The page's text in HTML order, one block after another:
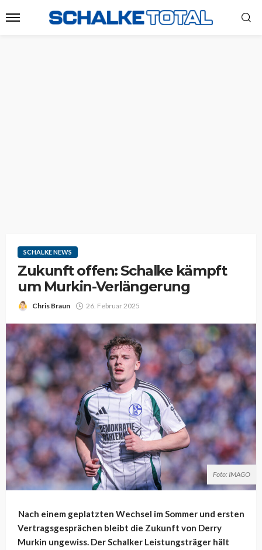
SCHALKE NEWS
Zukunft offen: Schalke kämpft
um Murkin-Verlängerung
Chris Braun 26. Februar 2025
Foto: IMAGO
Nach einem geplatzten Wechsel im Sommer und ersten
Vertragsgesprächen bleibt die Zukunft von Derry
Murkin ungewiss. Der Schalker Leistungsträger hält